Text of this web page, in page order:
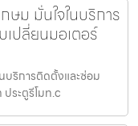
ษม มั่นใจในบริการ
เปลี่ยนมอเตอร์
บริการติดตั้งและซ่อม
ประตูรีโมท.c